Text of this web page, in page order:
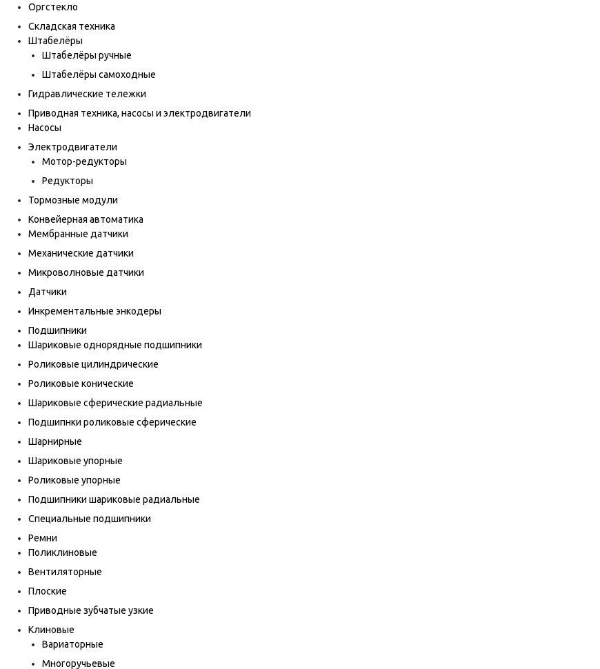
Оргстекло
Складская техника
Штабелёры
Штабелёры ручные
Штабелёры самоходные
Гидравлические тележки
Приводная техника, насосы и электродвигатели
Насосы
Электродвигатели
Мотор-редукторы
Редукторы
Тормозные модули
Конвейерная автоматика
Мембранные датчики
Механические датчики
Микроволновые датчики
Датчики
Инкрементальные энкодеры
Подшипники
Шариковые однорядные подшипники
Роликовые цилиндрические
Роликовые конические
Шариковые сферические радиальные
Подшипнки роликовые сферические
Шарнирные
Шариковые упорные
Роликовые упорные
Подшипники шариковые радиальные
Специальные подшипники
Ремни
Поликлиновые
Вентиляторные
Плоские
Приводные зубчатые узкие
Клиновые
Вариаторные
Многоручьевые